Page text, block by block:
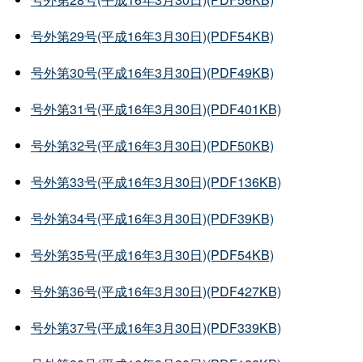
号外第29号(平成16年3月30日)(PDF54KB)
号外第30号(平成16年3月30日)(PDF49KB)
号外第31号(平成16年3月30日)(PDF401KB)
号外第32号(平成16年3月30日)(PDF50KB)
号外第33号(平成16年3月30日)(PDF136KB)
号外第34号(平成16年3月30日)(PDF39KB)
号外第35号(平成16年3月30日)(PDF54KB)
号外第36号(平成16年3月30日)(PDF427KB)
号外第37号(平成16年3月30日)(PDF339KB)